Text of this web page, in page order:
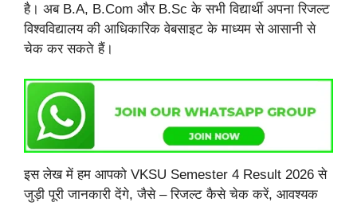
है। अब B.A, B.Com और B.Sc के सभी विद्यार्थी अपना रिजल्ट
विश्वविद्यालय की आधिकारिक वेबसाइट के माध्यम से आसानी से
चेक कर सकते हैं।
इस लेख में हम आपको VKSU Semester 4 Result 2026 से
जुड़ी पूरी जानकारी देंगे, जैसे – रिजल्ट कैसे चेक करें, आवश्यक